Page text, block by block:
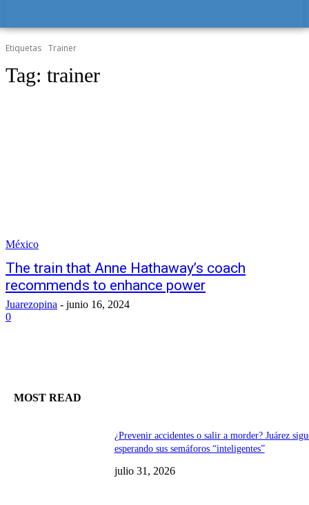
Etiquetas Trainer
Tag: trainer
México
The train that Anne Hathaway’s coach
recommends to enhance power
Juarezopina - junio 16, 2024
0
MOST READ
¿Prevenir accidentes o salir a morder? Juárez
esperando sus semáforos “inteligentes”
julio 31, 2026